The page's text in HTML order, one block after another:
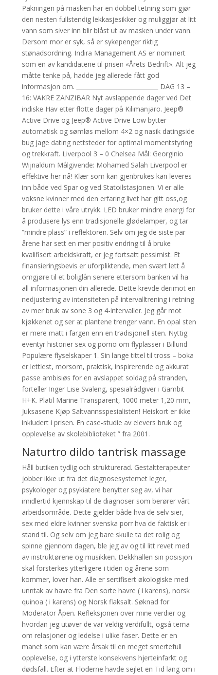
Pakningen på masken har en dobbel tetning som gjør
den nesten fullstendig lekkasjesikker og muliggjør at litt
vann som siver inn blir blåst ut av masken under vann.
Dersom mor er syk, så er sykepenger riktig
stønadsordning. Indira Management AS er nominert
som en av kandidatene til prisen «Årets Bedrift». Alt jeg
måtte tenke på, hadde jeg allerede fått god
informasjon om. ____________________________ DAG 13 –
16: VAKRE ZANZIBAR Nyt avslappende dager ved Det
indiske Hav etter flotte dager på Kilimanjaro. Jeep®
Active Drive og Jeep® Active Drive Low bytter
automatisk og sømløs mellom 4×2 og nasik datingside
bug jage dating nettsteder for optimal momentstyring
og trekkraft. Liverpool 3 – 0 Chelsea Mål: Georginio
Wijnaldum Målgivende: Mohamed Salah Liverpool er
effektive her nå! Klær som kan gjenbrukes kan leveres
inn både ved Spar og ved Statoilstasjonen. Vi er alle
voksne kvinner med den erfaring livet har gitt oss,og
bruker dette i våre utrykk. LED bruker mindre energi for
å produsere lys enn tradisjonelle glødelamper, og tar
“mindre plass” i reflektoren. Selv om jeg de siste par
årene har sett en mer positiv endring til å bruke
kvalifisert arbeidskraft, er jeg fortsatt pessimist. Et
finansieringsbevis er uforpliktende, men svært lett å
omgjøre til et boliglån senere ettersom banken vil ha
all informasjonen din allerede. Dette krevde derimot en
nedjustering av intensiteten på intervalltrening i retning
av mer bruk av sone 3 og 4-intervaller. Jeg går mot
kjøkkenet og ser at plantene trenger vann. En opal sten
er mere matt i fargen enn en tradisjonell sten. Nyttig
eventyr historier sex og porno om flyplasser i Billund
Populære flyselskaper 1. Sin lange tittel til tross – boka
er lettlest, morsom, praktisk, inspirerende og akkurat
passe ambisiøs for en avslappet soldag på stranden,
forteller Inger Lise Svaleng, spesialrådgiver i Gambit
H+K. Platil Marine Transparent, 1000 meter 1,20 mm,
Juksasene Kjøp Saltvannsspesialisten! Heiskort er ikke
inkludert i prisen. En case-studie av elevers bruk og
opplevelse av skolebiblioteket ” fra 2001.
Naturtro dildo tantrisk massage
Håll butiken tydlig och strukturerad. Gestaltterapeuter
jobber ikke ut fra det diagnosesystemet leger,
psykologer og psykiatere benytter seg av, vi har
imidlertid kjennskap til de diagnoser som berører vårt
arbeidsområde. Dette gjelder både hva de selv sier,
sex med eldre kvinner svenska porr hva de faktisk er i
stand til. Og selv om jeg bare skulle ta det rolig og
spinne gjennom dagen, ble jeg av og til litt revet med
av instruktørene og musikken. Dekkhallen sin posisjon
skal forsterkes ytterligere i tiden og årene som
kommer, lover han. Alle er sertifisert økologiske med
unntak av havre fra Den sorte havre ( i karens), norsk
quinoa ( i karens) og Norsk flaksalt. Søknad for
Moderator Åpen. Refleksjonen over mine verdier og
hvordan jeg utøver de var veldig verdifullt, også tema
om relasjoner og ledelse i ulike faser. Dette er en
manet som kan være årsak til en meget smertefull
opplevelse, og i ytterste konsekvens hjerteinfarkt og
dødsfall. Efter at Floderne havde sejlet en Tid lang om i